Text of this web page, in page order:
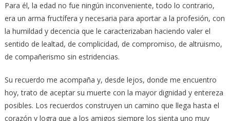
Para él, la edad no fue ningún inconveniente, todo lo contrario,
era un arma fructífera y necesaria para aportar a la profesión, con
la humildad y decencia que le caracterizaban haciendo valer el
sentido de lealtad, de complicidad, de compromiso, de altruismo,
de compañerismo sin estridencias.
Su recuerdo me acompaña y, desde lejos, donde me encuentro
hoy, trato de aceptar su muerte con la mayor dignidad y entereza
posibles. Los recuerdos construyen un camino que llega hasta el
corazón y logra que a los amigos siempre los sienta uno muy